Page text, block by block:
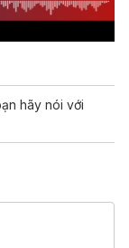
hãy nói với